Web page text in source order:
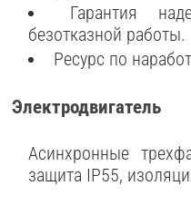
Гарантия
безотказной работы.
Ресурс по
Электродвигатель
Асинхронные
защита IP55,